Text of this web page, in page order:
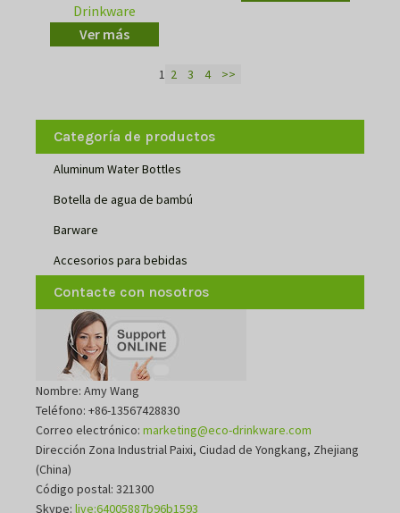
Categoría de productos
Aluminum Water Bottles
Botella de agua de bambú
Barware
Accesorios para bebidas
Contacte con nosotros
Nombre: Amy Wang
Teléfono: +86-13567428830
Correo electrónico: marketing@eco-drinkware.com
Dirección Zona Industrial Paixi, Ciudad de Yongkang, Zhejiang
(China)
Código postal: 321300
Skype: live:64005887b96b1593
Drinkware
Ver más
1 2 3 4 >>